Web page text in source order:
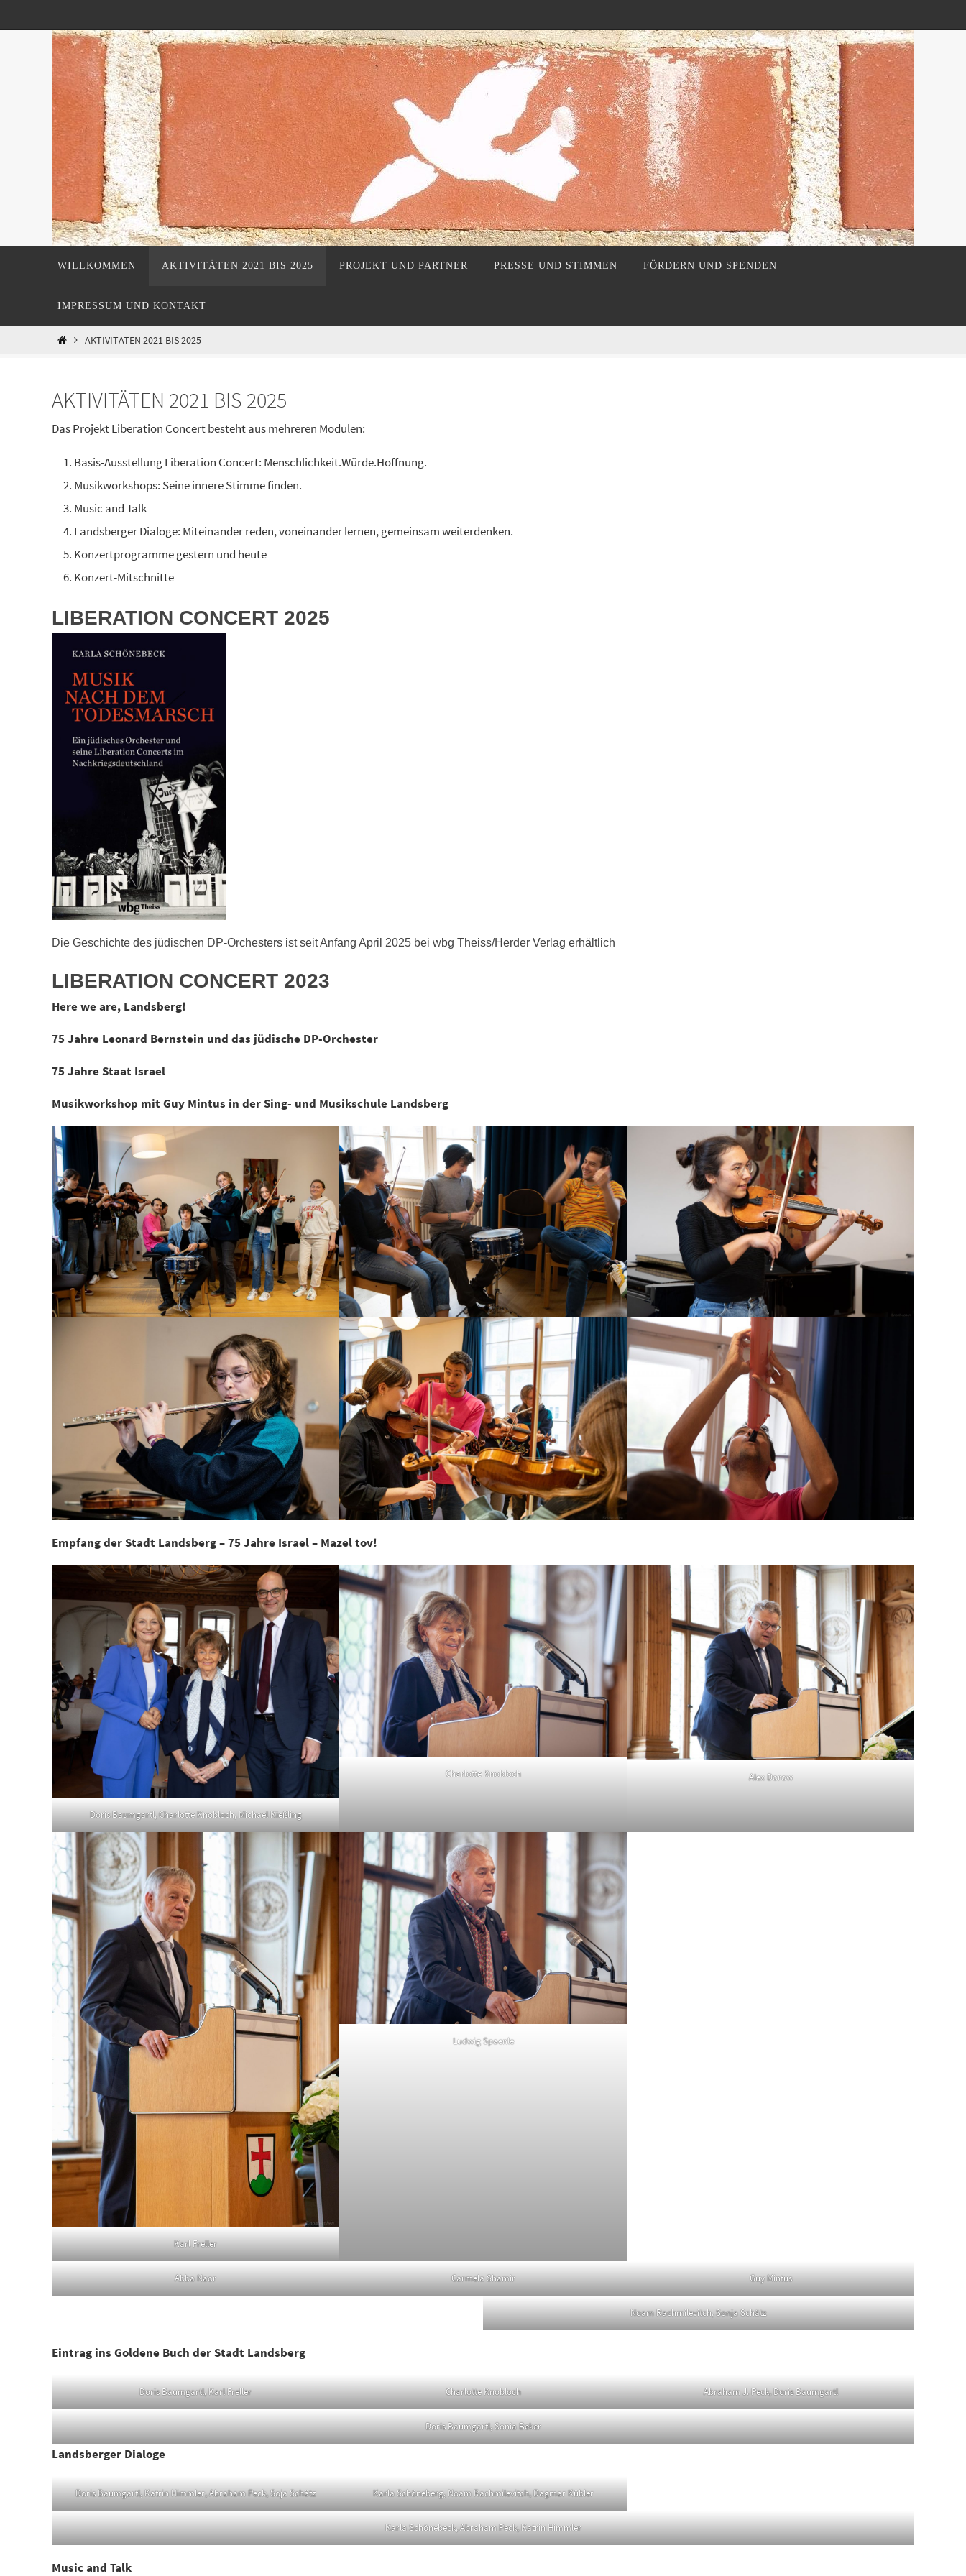
Inhalt
WILLKOMMEN AKTIVITÄTEN 2021 BIS 2025 PROJEKT UND PARTNER PRESSE UND STIMMEN FÖRDERN UND SPENDEN
IMPRESSUM UND KONTAKT
STARTAKTIVITÄTEN 2021 BIS 2025
AKTIVITÄTEN 2021 BIS 2025
Das Projekt Liberation Concert besteht aus mehreren Modulen:
Basis-Ausstellung Liberation Concert: Menschlichkeit.Würde.Hoffnung.
Musikworkshops: Seine innere Stimme finden.
Music and Talk
Landsberger Dialoge: Miteinander reden, voneinander lernen, gemeinsam weiterdenken.
Konzertprogramme gestern und heute
Konzert-Mitschnitte
LIBERATION CONCERT 2025
Die Geschichte des jüdischen DP-Orchesters ist seit Anfang April 2025 bei wbg Theiss/Herder Verlag erhältlich
LIBERATION CONCERT 2023
Here we are, Landsberg!
75 Jahre Leonard Bernstein und das jüdische DP-Orchester
75 Jahre Staat Israel
Musikworkshop mit Guy Mintus in der Sing- und Musikschule Landsberg
Empfang der Stadt Landsberg – 75 Jahre Israel – Mazel tov!
Doris Baumgartl, Charlotte Knobloch, Michael Kießling
Charlotte Knobloch Alex Dorow
Karl Freller
Ludwig Spaenle
Abba Naor Carmela Shamir Guy Mintus
Noam Rachmilevitch, Sonja Schätz
Eintrag ins Goldene Buch der Stadt Landsberg
Doris Baumgartl, Karl Freller Charlotte Knobloch Abraham J. Peck, Doris Baumgartl
Doris Baumgartl, Sonia Beker
Landsberger Dialoge
Doris Baumgartl, Katrin Himmler, Abraham Peck, Soja Schätz Karla Schöneberg, Noam Rachmilevitch, Dagmar Kübler
Karla Schönebeck, Abraham Peck, Katrin Himmler
Music and Talk